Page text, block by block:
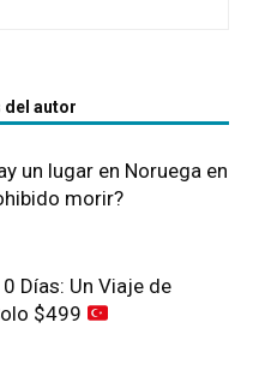
del autor
un lugar en Noruega en
morir?
Días: Un Viaje de
$499